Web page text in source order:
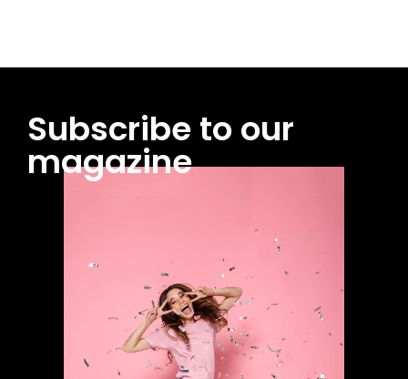
Subscribe to our
magazine